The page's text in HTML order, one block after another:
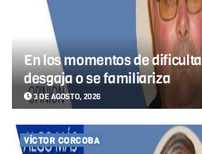
En los momentos de
desgaja o se familiariza
3 DE AGOSTO, 2026
VÍCTOR CORCOBA